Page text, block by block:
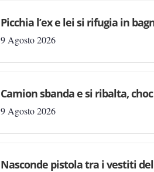
Picchia l’ex e lei si rifugia in
9 Agosto 2026
Camion sbanda e si ribalta,
9 Agosto 2026
Nasconde pistola tra i vestiti